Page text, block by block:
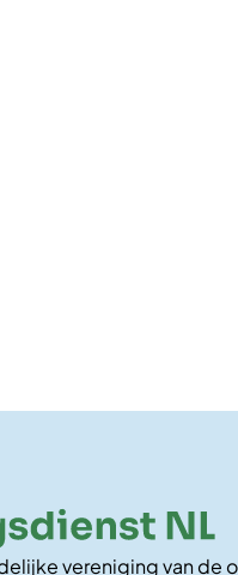
vereniging van de